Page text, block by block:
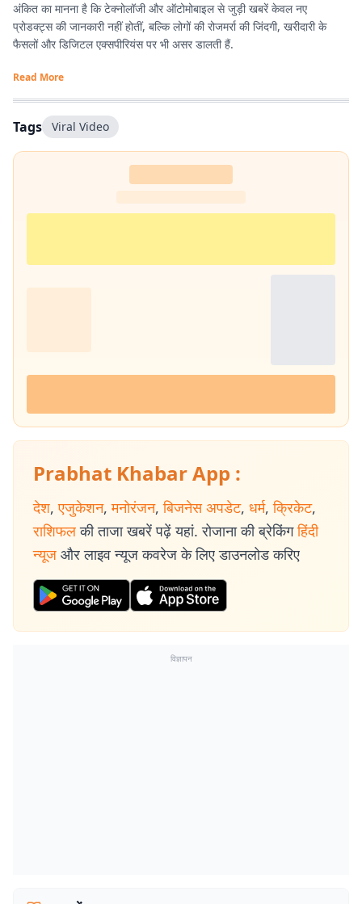
अंकित का मानना है कि टेक्नोलॉजी और ऑटोमोबाइल से जुड़ी खबरें केवल नए
प्रोडक्ट्स की जानकारी नहीं होतीं, बल्कि लोगों की रोजमर्रा की जिंदगी, खरीदारी के
फैसलों और डिजिटल एक्सपीरियंस पर भी असर डालती हैं.
Read More
Tags Viral Video
Prabhat Khabar App :
देश, एजुकेशन, मनोरंजन, बिजनेस अपडेट, धर्म, क्रिकेट,
राशिफल की ताजा खबरें पढ़ें यहां. रोजाना की ब्रेकिंग हिंदी
न्यूज और लाइव न्यूज कवरेज के लिए डाउनलोड करिए
विज्ञापन